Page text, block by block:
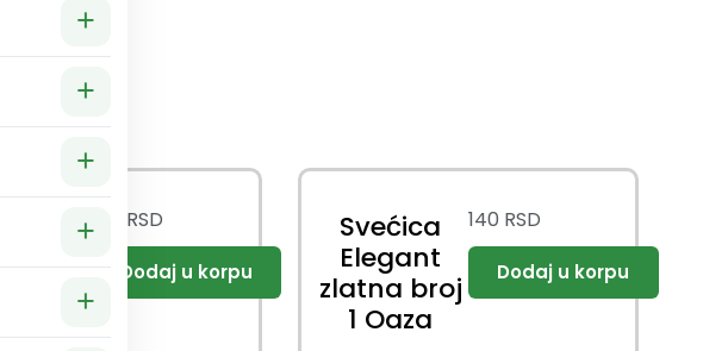
+
+
+
+
+
broj
RSD
Svećica
Elegant
zlatna broj
1 Oaza
140 RSD